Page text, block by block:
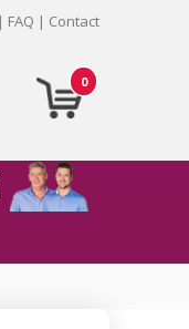
FAQ Contact
0